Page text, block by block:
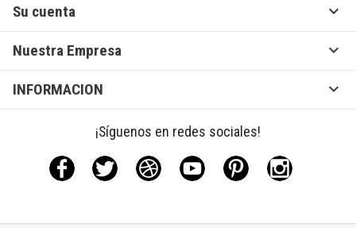
Su cuenta 
Nuestra Empresa 
INFORMACION 
¡Síguenos en redes sociales!
Facebook Twitter Rss YouTubePinterestInstagram